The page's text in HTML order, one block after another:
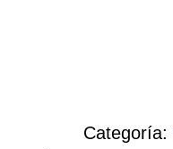
Categoría: